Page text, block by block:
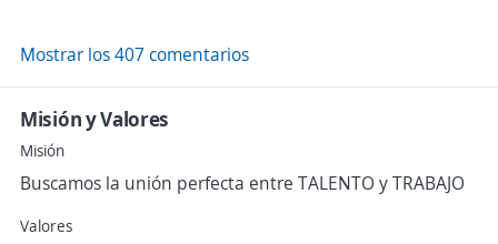
Mostrar los 407 comentarios
Misión y Valores
Misión
Buscamos la unión perfecta entre TALENTO y TRABAJO
Valores